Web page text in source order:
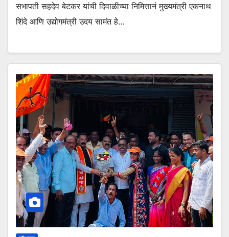
सभापती सहदेव बेटकर यांची दिवाळीच्या निमित्तानं मुख्यमंत्री एकनाथ
शिंदे आणि उद्योगमंत्री उदय सामंत हे…